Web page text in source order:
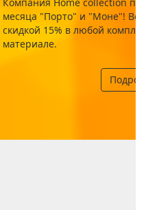
акцию "Модели
эти модели со
и обивочном